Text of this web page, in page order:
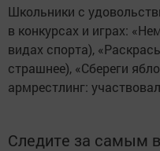
Школьники с
в конкурсах и играх:
видах спорта),
страшнее), «Сбереги
армрестлинг:
Следите за самым